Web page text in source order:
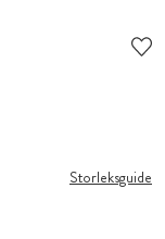
Storleksguide